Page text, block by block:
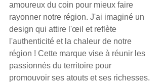
amoureux du coin pour mieux faire
rayonner notre région. J'ai imaginé un
design qui attire l'œil et reflète
l'authenticité et la chaleur de notre
région ! Cette marque vise à réunir les
passionnés du territoire pour
promouvoir ses atouts et ses richesses.